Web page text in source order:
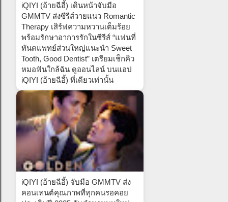
iQIYI (อ้ายฉีอี้) เดินหน้าจับมือ
GMMTV ส่งซีรีส์วายแนว Romantic
Therapy เสิร์ฟความหวานเต็มร้อย
พร้อมรักษาอาการรักในซีรีส์ “แฟนที่
ทันตแพทย์ส่วนใหญ่แนะนำ Sweet
Tooth, Good Dentist” เตรียมเช็กคิว
หมอฟันใกล้ฉัน ดูออนไลน์ บนแอป
iQIYI (อ้ายฉีอี้) ที่เดียวเท่านั้น
iQIYI (อ้ายฉีอี้) จับมือ GMMTV ส่ง
คอนเทนต์คุณภาพที่ทุกคนรอคอย